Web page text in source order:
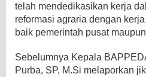
telah mendedikasikan kerja
reformasi agraria dengan
baik pemerintah pusat
Sebelumnya Kepala
Purba, SP, M.Si melaporkan